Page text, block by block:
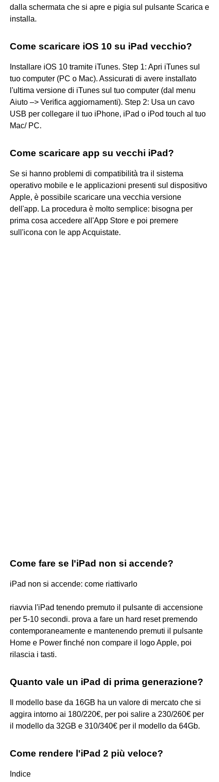
dalla schermata che si apre e pigia sul pulsante Scarica e
installa.
Come scaricare iOS 10 su iPad vecchio?
Installare iOS 10 tramite iTunes. Step 1: Apri iTunes sul
tuo computer (PC o Mac). Assicurati di avere installato
l'ultima versione di iTunes sul tuo computer (dal menu
Aiuto –> Verifica aggiornamenti). Step 2: Usa un cavo
USB per collegare il tuo iPhone, iPad o iPod touch al tuo
Mac/ PC.
Come scaricare app su vecchi iPad?
Se si hanno problemi di compatibilità tra il sistema
operativo mobile e le applicazioni presenti sul dispositivo
Apple, è possibile scaricare una vecchia versione
dell'app. La procedura è molto semplice: bisogna per
prima cosa accedere all'App Store e poi premere
sull'icona con le app Acquistate.
Come fare se l'iPad non si accende?
iPad non si accende: come riattivarlo
riavvia l'iPad tenendo premuto il pulsante di accensione
per 5-10 secondi. prova a fare un hard reset premendo
contemporaneamente e mantenendo premuti il pulsante
Home e Power finché non compare il logo Apple, poi
rilascia i tasti.
Quanto vale un iPad di prima generazione?
Il modello base da 16GB ha un valore di mercato che si
aggira intorno ai 180/220€, per poi salire a 230/260€ per
il modello da 32GB e 310/340€ per il modello da 64Gb.
Come rendere l'iPad 2 più veloce?
Indice